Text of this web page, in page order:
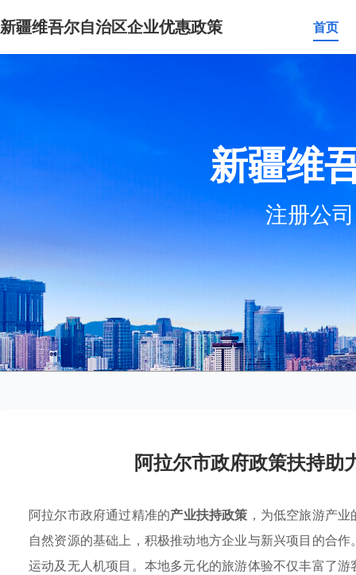
新疆维吾尔自治区企业优惠政策 首页
新疆维
注册公
阿拉尔市政府政策扶持助
阿拉尔市政府通过精准的产业扶持政策 ，为低空旅游产
自然资源的基础上，积极推动地方企业与新兴项目的合作
运动及无人机项目。本地多元化的旅游体验不仅丰富了